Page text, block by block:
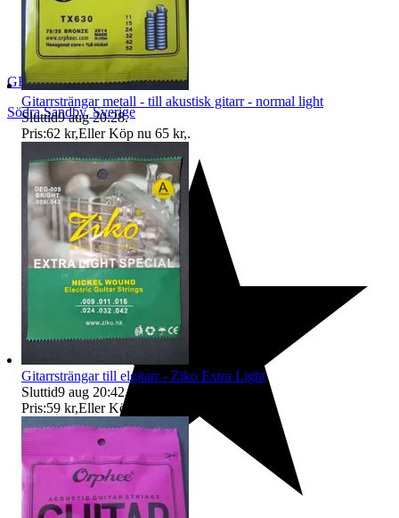
GEWE-Produkter
Södra Sandby,Sverige
Gitarrsträngar metall - till akustisk gitarr - normal light
Sluttid9 aug 20:28.
Pris:62 kr,Eller Köp nu 65 kr,.
Gitarrsträngar till elgitarr - Ziko Extra Light
Sluttid9 aug 20:42.
Pris:59 kr,Eller Köp nu